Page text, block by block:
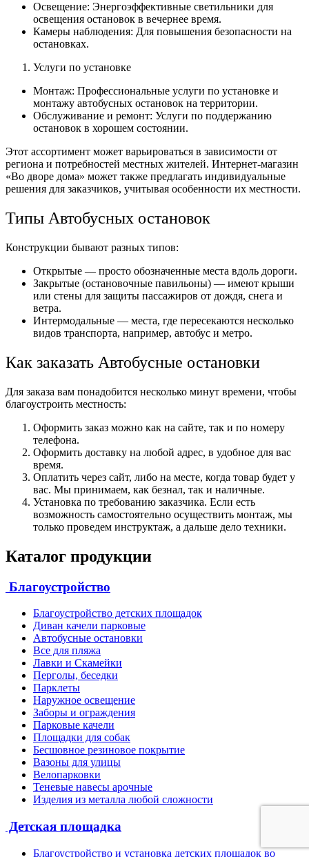
Освещение: Энергоэффективные светильники для
освещения остановок в вечернее время.
Камеры наблюдения: Для повышения безопасности на
остановках.
Услуги по установке
Монтаж: Профессиональные услуги по установке и
монтажу автобусных остановок на территории.
Обслуживание и ремонт: Услуги по поддержанию
остановок в хорошем состоянии.
Этот ассортимент может варьироваться в зависимости от
региона и потребностей местных жителей. Интернет-магазин
«Во дворе дома» может также предлагать индивидуальные
решения для заказчиков, учитывая особенности их местности.
Типы Автобусных остановок
Конструкции бывают разных типов:
Открытые — просто обозначенные места вдоль дороги.
Закрытые (остановочные павильоны) — имеют крыши
или стены для защиты пассажиров от дождя, снега и
ветра.
Интермодальные — места, где пересекаются несколько
видов транспорта, например, автобус и метро.
Как заказать Автобусные остановки
Для заказа вам понадобится несколько минут времени, чтобы
благоустроить местность:
Оформить заказ можно как на сайте, так и по номеру
телефона.
Оформить доставку на любой адрес, в удобное для вас
время.
Оплатить через сайт, либо на месте, когда товар будет у
вас. Мы принимаем, как безнал, так и наличные.
Установка по требованию заказчика. Если есть
возможность самостоятельно осуществить монтаж, мы
только проведем инструктаж, а дальше дело техники.
Каталог продукции
Благоустройство
Благоустройство детских площадок
Диван качели парковые
Автобусные остановки
Все для пляжа
Лавки и Скамейки
Перголы, беседки
Парклеты
Наружное освещение
Заборы и ограждения
Парковые качели
Площадки для собак
Бесшовное резиновое покрытие
Вазоны для улицы
Велопарковки
Теневые навесы арочные
Изделия из металла любой сложности
Детская площадка
Благоустройство и установка детских площадок во